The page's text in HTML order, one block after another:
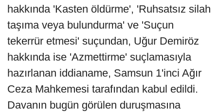
hakkında 'Kasten öldürme', 'Ruhsatsız silah
taşıma veya bulundurma' ve 'Suçun
tekerrür etmesi' suçundan, Uğur Demiröz
hakkında ise 'Azmettirme' suçlamasıyla
hazırlanan iddianame, Samsun 1'inci Ağır
Ceza Mahkemesi tarafından kabul edildi.
Davanın bugün görülen duruşmasına